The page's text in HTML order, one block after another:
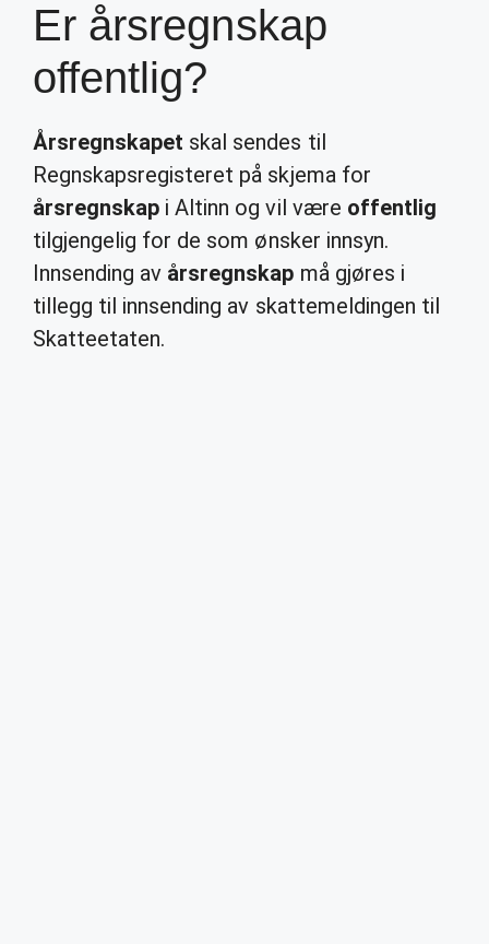
Er årsregnskap
offentlig?
Årsregnskapet skal sendes til
Regnskapsregisteret på skjema for
årsregnskap i Altinn og vil være offentlig
tilgjengelig for de som ønsker innsyn.
Innsending av årsregnskap må gjøres i
tillegg til innsending av skattemeldingen til
Skatteetaten.